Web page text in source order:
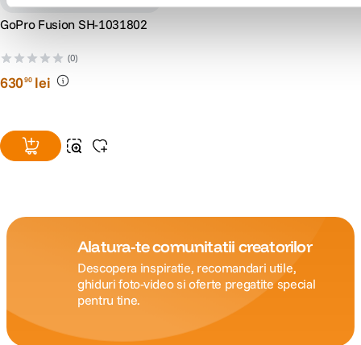
GoPro Fusion SH-1031802
(0)
63090 lei
Alatura-te comunitatii creatorilor
Descopera inspiratie, recomandari utile,
ghiduri foto-video si oferte pregatite special
pentru tine.